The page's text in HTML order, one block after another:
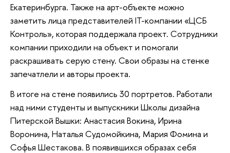
Екатеринбурга. Также на арт-объекте можно
заметить лица представителей IT-компании «ЦСБ
Контроль», которая поддержала проект. Сотрудники
компании приходили на объект и помогали
раскрашивать серую стену. Свои образы на стенке
запечатлели и авторы проекта.
В итоге на стене появились 30 портретов. Работали
над ними студенты и выпускники Школы дизайна
Питерской Вышки: Анастасия Вокина, Ирина
Воронина, Наталья Судомойкина, Мария Фомина и
Софья Шестакова. В появившихся образах себя